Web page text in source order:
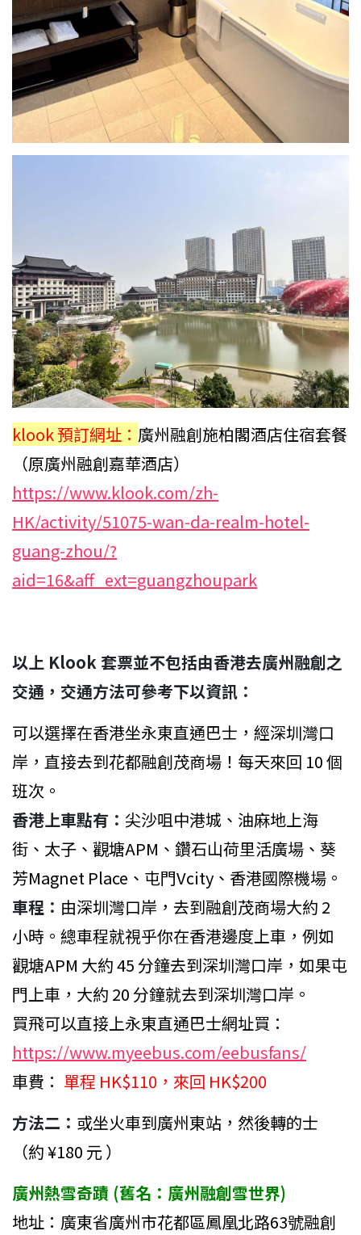
klook 預訂網址： 廣州融創施柏閣酒店住宿套餐
（原廣州融創嘉華酒店）
https://www.klook.com/zh-
HK/activity/51075-wan-da-realm-hotel-
guang-zhou/?
aid=16&aff_ext=guangzhoupark
以上 Klook 套票並不包括由香港去廣州融創之
交通，交通方法可參考下以資訊：
可以選擇在香港坐永東直通巴士，經深圳灣口
岸，直接去到花都融創茂商場！每天來回 10 個
班次。
香港上車點有： 尖沙咀中港城、油麻地上海
街、太子、觀塘APM、鑽石山荷里活廣場、葵
芳Magnet Place、屯門Vcity、香港國際機場。
車程： 由深圳灣口岸，去到融創茂商場大約 2
小時。總車程就視乎你在香港邊度上車，例如
觀塘APM 大約 45 分鐘去到深圳灣口岸，如果屯
門上車，大約 20 分鐘就去到深圳灣口岸。
買飛可以直接上永東直通巴士網址買：
https://www.myeebus.com/eebusfans/
車費： 單程 HK$110，來回 HK$200
方法二： 或坐火車到廣州東站，然後轉的士
（約 ¥180 元 ）
廣州熱雪奇蹟 (舊名：廣州融創雪世界)
地址：廣東省廣州市花都區鳳凰北路63號融創